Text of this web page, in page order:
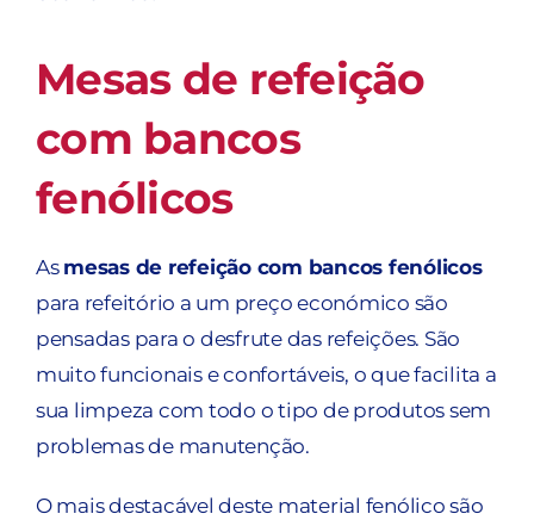
Mesas de refeição
com bancos
fenólicos
As mesas de refeição com bancos fenólicos
para refeitório a um preço económico são
pensadas para o desfrute das refeições. São
muito funcionais e confortáveis, o que facilita a
sua limpeza com todo o tipo de produtos sem
problemas de manutenção.
O mais destacável deste material fenólico são